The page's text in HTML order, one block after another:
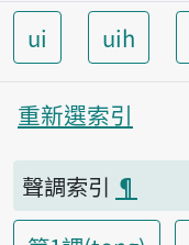
ui uih
重新選索引
聲調索引 ¶